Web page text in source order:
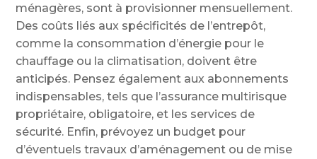
ménagères, sont à provisionner mensuellement.
Des coûts liés aux spécificités de l’entrepôt,
comme la consommation d’énergie pour le
chauffage ou la climatisation, doivent être
anticipés. Pensez également aux abonnements
indispensables, tels que l’assurance multirisque
propriétaire, obligatoire, et les services de
sécurité. Enfin, prévoyez un budget pour
d’éventuels travaux d’aménagement ou de mise